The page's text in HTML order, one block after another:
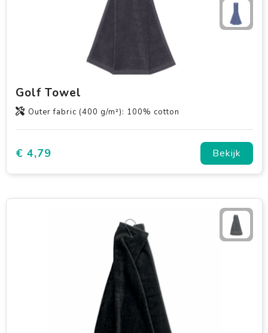
Golf Towel
Outer fabric (400 g/m²): 100% cotton
€ 4,79 Bekijk